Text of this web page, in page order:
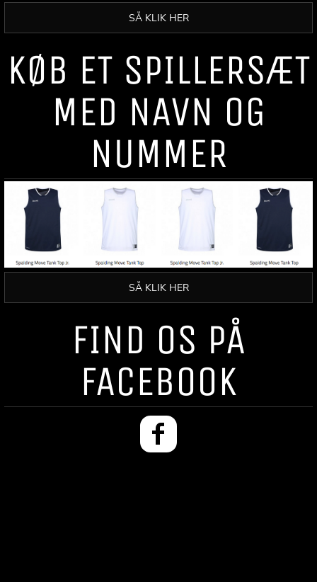
SÅ KLIK HER
KØB ET SPILLERSÆT
MED NAVN OG
NUMMER
SÅ KLIK HER
FIND OS PÅ
FACEBOOK